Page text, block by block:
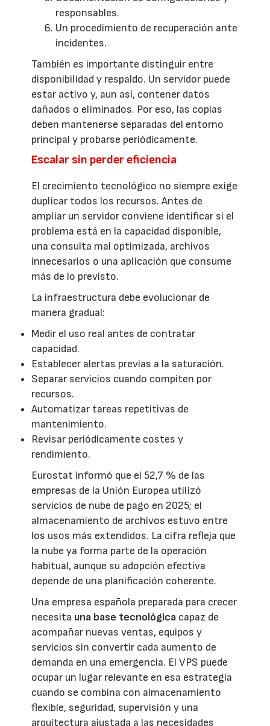
responsables.
Un procedimiento de recuperación ante
incidentes.
También es importante distinguir entre
disponibilidad y respaldo. Un servidor puede
estar activo y, aun así, contener datos
dañados o eliminados. Por eso, las copias
deben mantenerse separadas del entorno
principal y probarse periódicamente.
Escalar sin perder eficiencia
El crecimiento tecnológico no siempre exige
duplicar todos los recursos. Antes de
ampliar un servidor conviene identificar si el
problema está en la capacidad disponible,
una consulta mal optimizada, archivos
innecesarios o una aplicación que consume
más de lo previsto.
La infraestructura debe evolucionar de
manera gradual:
Medir el uso real antes de contratar
capacidad.
Establecer alertas previas a la saturación.
Separar servicios cuando compiten por
recursos.
Automatizar tareas repetitivas de
mantenimiento.
Revisar periódicamente costes y
rendimiento.
Eurostat informó que el 52,7 % de las
empresas de la Unión Europea utilizó
servicios de nube de pago en 2025; el
almacenamiento de archivos estuvo entre
los usos más extendidos. La cifra refleja que
la nube ya forma parte de la operación
habitual, aunque su adopción efectiva
depende de una planificación coherente.
Una empresa española preparada para crecer
necesita una base tecnológica capaz de
acompañar nuevas ventas, equipos y
servicios sin convertir cada aumento de
demanda en una emergencia. El VPS puede
ocupar un lugar relevante en esa estrategia
cuando se combina con almacenamiento
flexible, seguridad, supervisión y una
arquitectura ajustada a las necesidades